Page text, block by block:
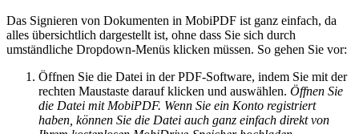
Das Signieren von Dokumenten in MobiPDF ist ganz einfach, da
alles übersichtlich dargestellt ist, ohne dass Sie sich durch
umständliche Dropdown-Menüs klicken müssen. So gehen Sie vor:
Öffnen Sie die Datei in der PDF-Software, indem Sie mit der
rechten Maustaste darauf klicken und auswählen. Öffnen Sie
die Datei mit MobiPDF. Wenn Sie ein Konto registriert
haben, können Sie die Datei auch ganz einfach direkt von